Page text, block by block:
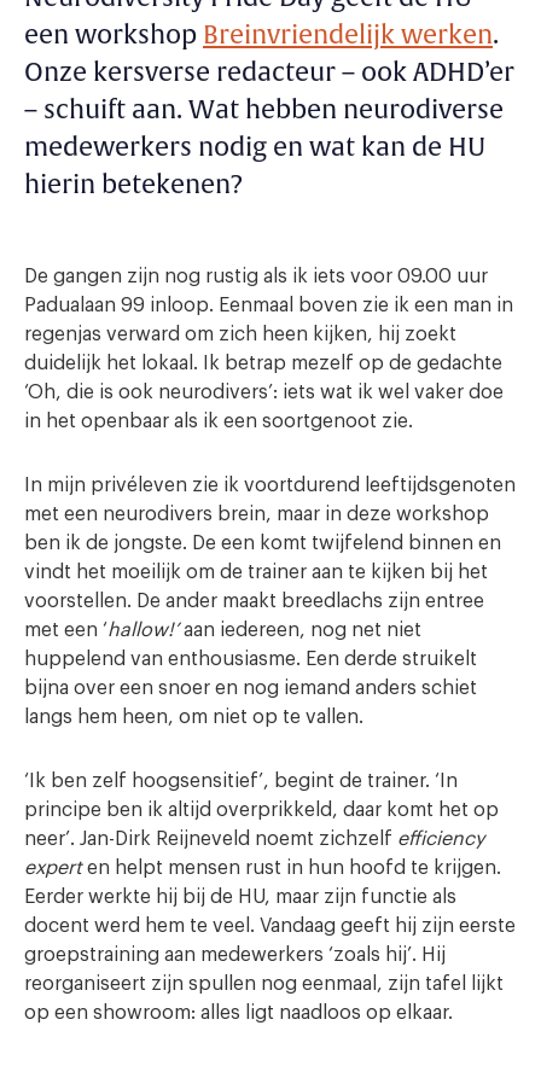
een workshop Breinvriendelijk werken.
Onze kersverse redacteur – ook ADHD’er
– schuift aan. Wat hebben neurodiverse
medewerkers nodig en wat kan de HU
hierin betekenen?
De gangen zijn nog rustig als ik iets voor 09.00 uur
Padualaan 99 inloop. Eenmaal boven zie ik een man in
regenjas verward om zich heen kijken, hij zoekt
duidelijk het lokaal. Ik betrap mezelf op de gedachte
‘Oh, die is ook neurodivers’: iets wat ik wel vaker doe
in het openbaar als ik een soortgenoot zie.
In mijn privéleven zie ik voortdurend leeftijdsgenoten
met een neurodivers brein, maar in deze workshop
ben ik de jongste. De een komt twijfelend binnen en
vindt het moeilijk om de trainer aan te kijken bij het
voorstellen. De ander maakt breedlachs zijn entree
met een ‘hallow!’aan iedereen, nog net niet
huppelend van enthousiasme. Een derde struikelt
bijna over een snoer en nog iemand anders schiet
langs hem heen, om niet op te vallen.
‘Ik ben zelf hoogsensitief’, begint de trainer. ‘In
principe ben ik altijd overprikkeld, daar komt het op
neer’. Jan-Dirk Reijneveld noemt zichzelf efficiency
experten helpt mensen rust in hun hoofd te krijgen.
Eerder werkte hij bij de HU, maar zijn functie als
docent werd hem te veel. Vandaag geeft hij zijn eerste
groepstraining aan medewerkers ‘zoals hij’. Hij
reorganiseert zijn spullen nog eenmaal, zijn tafel lijkt
op een showroom: alles ligt naadloos op elkaar.